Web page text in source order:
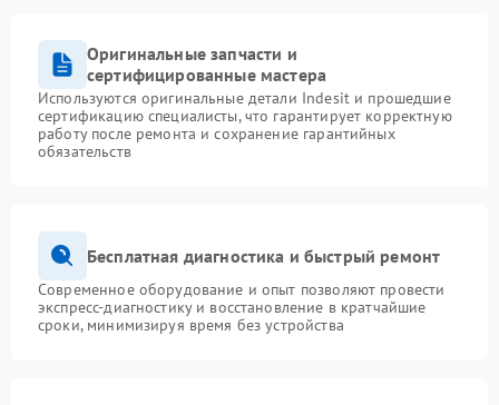
Оригинальные запчасти и
сертифицированные мастера
Используются оригинальные детали Indesit и прошедшие
сертификацию специалисты, что гарантирует корректную
работу после ремонта и сохранение гарантийных
обязательств
Бесплатная диагностика и быстрый ремонт
Современное оборудование и опыт позволяют провести
экспресс-диагностику и восстановление в кратчайшие
сроки, минимизируя время без устройства